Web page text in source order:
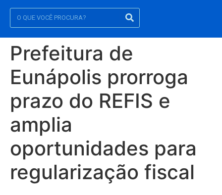
Prefeitura de
Eunápolis prorroga
prazo do REFIS e
amplia
oportunidades para
regularização fiscal